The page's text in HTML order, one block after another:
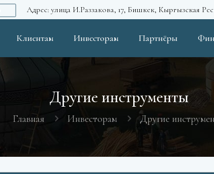
Адрес: улица И.Раззакова, 17, Бишкек, Кыргызская
Клиентам Инвесторам Партнёры
Другие инструменты
Главная Инвесторам Другие